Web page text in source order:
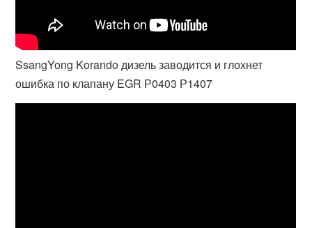
SsangYong Korando дизель заводится и глохнет
ошибка по клапану EGR Р0403 Р1407